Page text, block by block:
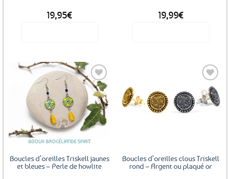
19,95€ 19,99€
Ajouter
aux
favoris
BIJOUX BROCÉLIANDE SPIRIT
Boucles d’oreilles Triskell jaunes
et bleues – Perle de howlite
Ajouter
Boucles d’oreilles clous Triskell
rond – Argent ou plaqué or